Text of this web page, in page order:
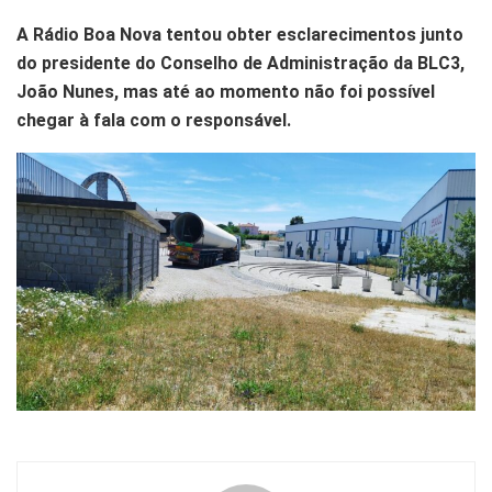
A Rádio Boa Nova tentou obter esclarecimentos junto
do presidente do Conselho de Administração da BLC3,
João Nunes, mas até ao momento não foi possível
chegar à fala com o responsável.